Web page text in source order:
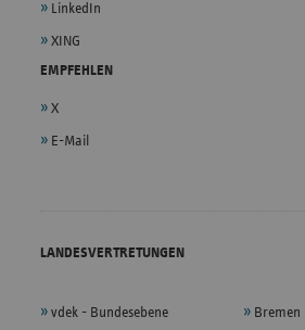
LinkedIn
XING
EMPFEHLEN
X
E-Mail
LANDESVERTRETUNGEN
vdek - Bundesebene Bremen